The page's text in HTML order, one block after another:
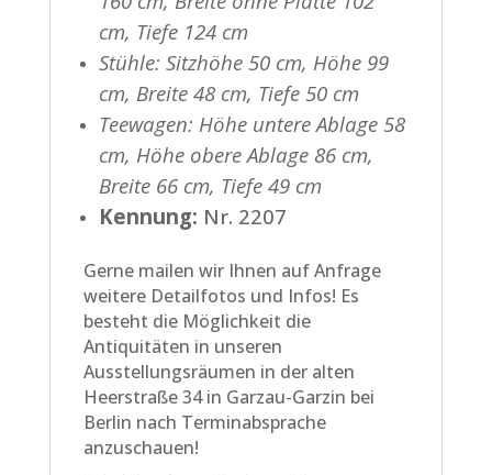
cm, Tiefe 124 cm
Stühle: Sitzhöhe 50 cm, Höhe 99
cm, Breite 48 cm, Tiefe 50 cm
Teewagen: Höhe untere Ablage 58
cm, Höhe obere Ablage 86 cm,
Breite 66 cm, Tiefe 49 cm
Kennung: Nr. 2207
Gerne mailen wir Ihnen auf Anfrage
weitere Detailfotos und Infos! Es
besteht die Möglichkeit die
Antiquitäten in unseren
Ausstellungsräumen in der alten
Heerstraße 34 in Garzau-Garzin bei
Berlin nach Terminabsprache
anzuschauen!